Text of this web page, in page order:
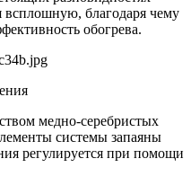
всплошную, благодаря чему
обогрева.
медно-серебристых
системы запаяны
регулируется при помощи